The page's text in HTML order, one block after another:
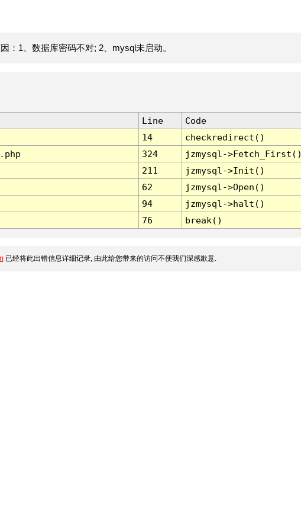
：1、数据库密码不对; 2、mysql未启动。
Line
Code
14
checkredirect()
324
jzmysql-
211
jzmysql->Init()
62
jzmysql->Open()
94
jzmysql->halt()
76 break()
已经将此出错信息详细记录, 由此给您带来的访问不便我们深感歉意.